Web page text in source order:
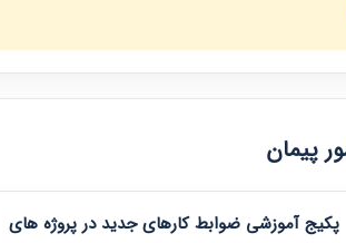
پیمان
پکیج آموزشی ضوابط کارهای جدید در پروژه های